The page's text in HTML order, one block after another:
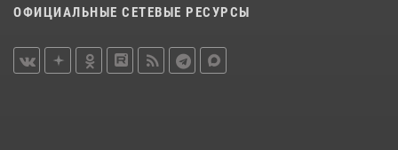
ОФИЦИАЛЬНЫЕ СЕТЕВЫЕ РЕСУРСЫ